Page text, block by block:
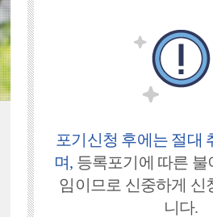
포기신청 후에는 절대
며, 등록포기에 따른 불
임이므로 신중하게 신
니다.